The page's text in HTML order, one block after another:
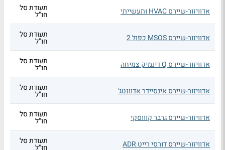
אדוויזור-שיירס HVAC ותעשייתי תעודת סל
חו"ל
אדוויזור-שיירס MSOS כפול 2 תעודת סל
חו"ל
אדוויזור-שיירס Q דינמיק צמיחה תעודת סל
חו"ל
אדוויזור-שיירס אינסיידר אדוונטג' תעודת סל
חו"ל
אדוויזור-שיירס גרבר קוווסקי תעודת סל
חו"ל
אדוויזור-שיירס דורסי רייט ADR תעודת סל
חו"ל